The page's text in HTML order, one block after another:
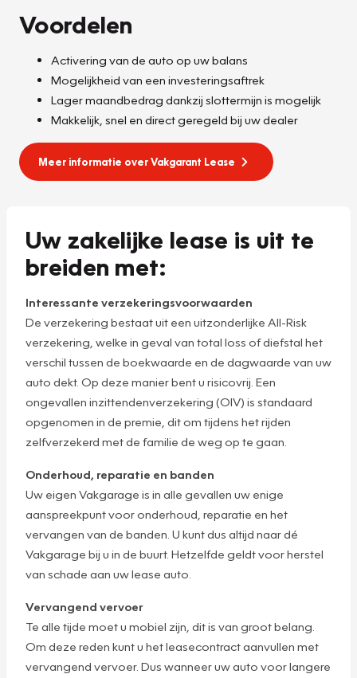
Voordelen
Activering van de auto op uw balans
Mogelijkheid van een investeringsaftrek
Lager maandbedrag dankzij slottermijn is mogelijk
Makkelijk, snel en direct geregeld bij uw dealer
Meer informatie over Vakgarant Lease
Uw zakelijke lease is uit te
breiden met:
Interessante verzekeringsvoorwaarden
De verzekering bestaat uit een uitzonderlijke All-Risk
verzekering, welke in geval van total loss of diefstal het
verschil tussen de boekwaarde en de dagwaarde van uw
auto dekt. Op deze manier bent u risicovrij. Een
ongevallen inzittendenverzekering (OIV) is standaard
opgenomen in de premie, dit om tijdens het rijden
zelfverzekerd met de familie de weg op te gaan.
Onderhoud, reparatie en banden
Uw eigen Vakgarage is in alle gevallen uw enige
aanspreekpunt voor onderhoud, reparatie en het
vervangen van de banden. U kunt dus altijd naar dé
Vakgarage bij u in de buurt. Hetzelfde geldt voor herstel
van schade aan uw lease auto.
Vervangend vervoer
Te alle tijde moet u mobiel zijn, dit is van groot belang.
Om deze reden kunt u het leasecontract aanvullen met
vervangend vervoer. Dus wanneer uw auto voor langere